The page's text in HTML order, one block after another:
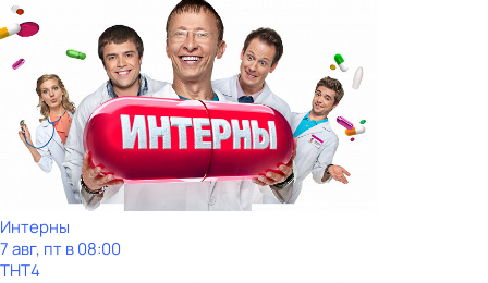
Интерны
7 авг, пт в 08:00
ТНТ4